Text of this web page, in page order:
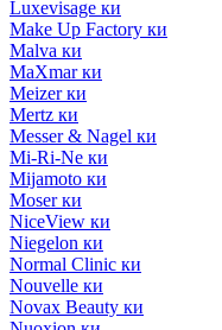
Luxevisage ки
Make Up Factory ки
Malva ки
MaXmar ки
Meizer ки
Mertz ки
Messer & Nagel ки
Mi-Ri-Ne ки
Mijamoto ки
Moser ки
NiceView ки
Niegelon ки
Normal Clinic ки
Nouvelle ки
Novax Beauty ки